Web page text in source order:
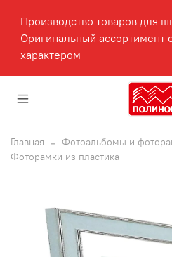
Производство товаров для
Оригинальный ассортимент
характером
Главная Фотоальбомы и
Фоторамки из пластика